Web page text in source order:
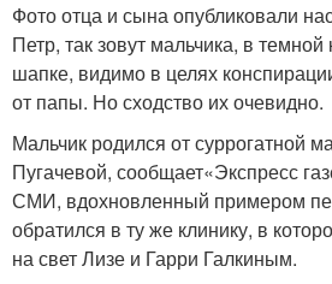
Фото отца и сына опубликовали
Петр, так зовут мальчика, в темной
шапке, видимо в целях
от папы. Но сходство их очевидно.
Мальчик родился от суррогатной
Пугачевой, сообщает«Экспресс
СМИ, вдохновленный примером
обратился в ту же клинику, в
на свет Лизе и Гарри Галкиным.